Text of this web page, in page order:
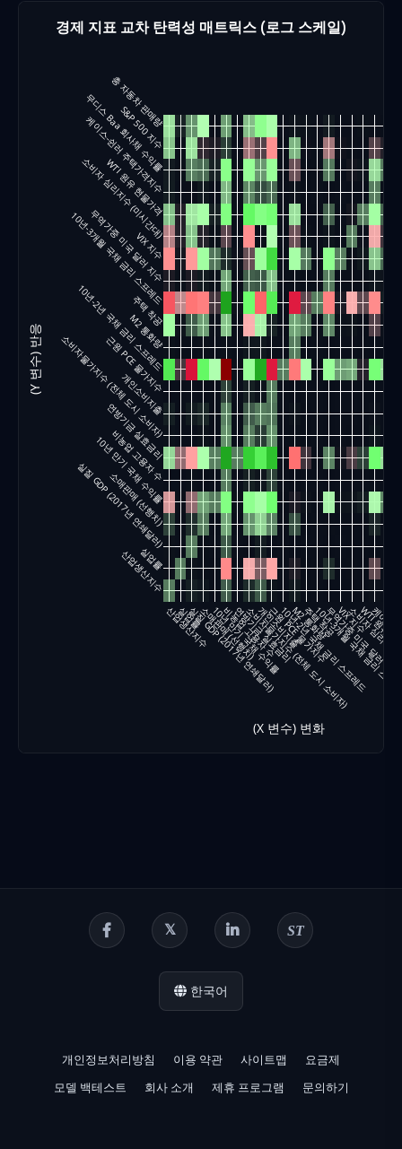
경제 지표 교차 탄력성 매트릭스 (로그 스케일)
산업생산지수
실업률
실질 GDP (2017년 연쇄달러)
소매판매 (선행치)
10년 만기 국채 수익률
비농업 고용자 수
연방기금 실효금리
소비자물가지수 (전체 도시 소비자)
개인소비지출
근원 PCE 물가지수
10년-2년 국채 금리 스프레드
M2 통화량
주택 착공
10년-3개월 국채 금리
무역가중 미국 달러 지수
VIX 지수
소비자 심리
WTI 원유
케이무
산업생산지수
실업률
실질 GDP (2017년 연쇄달러)
소매판매 (선행치)
10년 만기 국채 수익률
비농업 고용자 수
연방기금 실효금리
소비자물가지수 (전체 도시 소비자)
개인소비지출
근원 PCE 물가지수
10년-2년 국채 금리 스프레드
M2 통화량
주택 착공
10년-3개월 국채 금리 스프레드
무역가중 미국 달러 지수
VIX 지수
소비자 심리지수 (미시간대)
WTI 원유 현물가격
케이스-쉰러 주택가격지수
무디스 Baa 회사채 수익률
S&P 500 지수
총 자동차 판매량
(X 변수) 변화
(Y 변수) 반응
ST
한국어
개인정보처리방침 이용 약관 사이트맵
요금제
모델 백테스트
회사 소개 제휴 프로그램 문의하기